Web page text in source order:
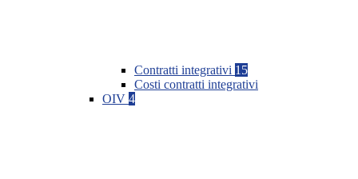
Contratti integrativi 15
Costi contratti integrativi
OIV 4